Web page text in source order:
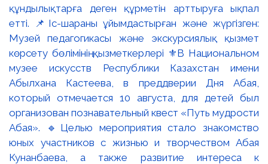
құндылықтарға деген құрметін арттыруға ықпал
етті. 📌Іс-шараны ұйымдастырған және жүргізген:
Музей педагогикасы және экскурсиялық қызмет
көрсету бөлімінің қызметкерлері ⚜️В Национальном
музее искусств Республики Казахстан имени
Абылхана Кастеева, в преддверии Дня Абая,
который отмечается 10 августа, для детей был
организован познавательный квест «Путь мудрости
Абая». 🔹Целью мероприятия стало знакомство
юных участников с жизнью и творчеством Абая
Кунанбаева, а также развитие интереса к